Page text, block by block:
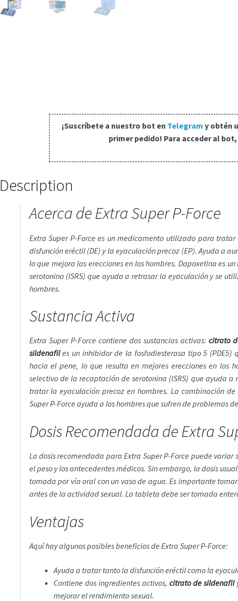
¡Suscríbete a nuestro bot en Telegram y obtén
primer pedido! Para acceder al
Description
Acerca de Extra Super P-Force
Extra Super P-Force es un medicamento utilizado para
disfunción eréctil (DE) y la eyaculación precoz (EP). Ayuda a
lo que mejora las erecciones en los hombres. Dapoxetina es
serotonina (ISRS) que ayuda a retrasar la eyaculación y se
hombres.
Sustancia Activa
Extra Super P-Force contiene dos sustancias activas:citrato
sildenafiles un inhibidor de la fosfodiesterasa tipo 5 (PDE5)
hacia el pene, lo que resulta en mejores erecciones en los
selectivo de la recaptación de serotonina (ISRS) que ayuda
tratar la eyaculación precoz en hombres. La combinación
Super P-Force ayuda a los hombres que sufren de problemas
Dosis Recomendada de Extra
La dosis recomendada para Extra Super P-Force puede
el peso y los antecedentes médicos. Sin embargo, la dosis
tomada por vía oral con un vaso de agua. Es importante
antes de la actividad sexual. La tableta debe ser tomada
Ventajas
Aquí hay algunos posibles beneficios de Extra Super P-Force:
Ayuda a tratar tanto la disfunción eréctil como la
Contiene dos ingredientes activos, citrato de sildenafil
mejorar el rendimiento sexual.